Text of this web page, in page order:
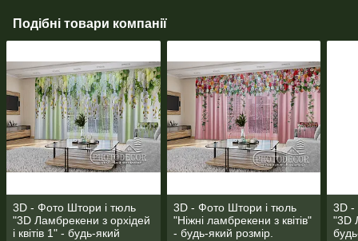
Подібні товари компанії
3D - Фото Штори і тюль
"3D Ламбрекени з орхідей
і квітів 1" - будь-який
3D - Фото Штори і тюль
"Ніжні ламбрекени з квітів"
- будь-який розмір.
3D -
"3D